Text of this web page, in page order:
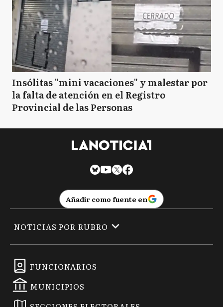
Insólitas "mini vacaciones" y malestar por
la falta de atención en el Registro
Provincial de las Personas
Añadir como fuente en
FUNCIONARIOS
MUNICIPIOS
NOTICIAS POR RUBRO